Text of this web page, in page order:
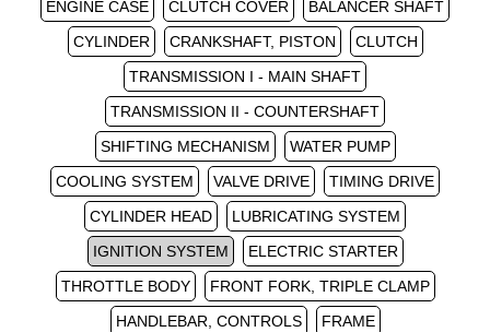
ENGINE CASE CLUTCH COVER
BALANCER SHAFT
CYLINDER
CRANKSHAFT, PISTON
CLUTCH
TRANSMISSION I - MAIN SHAFT
TRANSMISSION II - COUNTERSHAFT
SHIFTING MECHANISM
WATER PUMP
COOLING SYSTEM
VALVE DRIVE
TIMING DRIVE
CYLINDER HEAD
LUBRICATING SYSTEM
IGNITION SYSTEM
ELECTRIC STARTER
THROTTLE BODY
FRONT FORK, TRIPLE CLAMP
HANDLEBAR, CONTROLS
FRAME